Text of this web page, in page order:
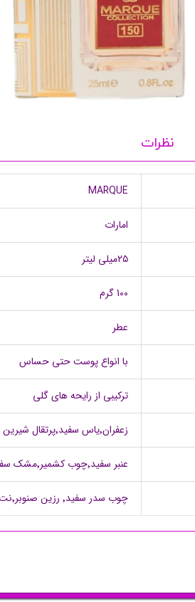
مکمل ها
نظرات
MARQUE
امارات
۲۵میلی لیتر
100 گرم
عطر
با انواع پوست حتی حساس
ترکیبی از رایحه های گلی
زعفران٬یاس سفید٬پرتقال شیرین
عنبر سفید٬چوب کشمیر٬مشک سفید
چوب سدر سفید٬ رزین صنوبر٬نت های چوبی خشک